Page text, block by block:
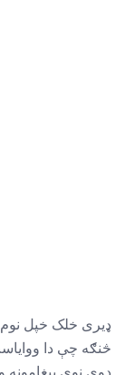
ډیری خلک خپل نوم
څنګه چې دا
دوی نوي